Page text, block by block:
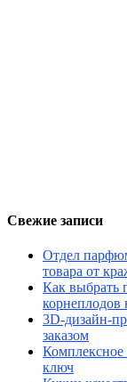
Свежие записи
Отдел
товара от
Как выбрать
корнеплодов
3D-дизайн-
заказом
Комплексное
ключ